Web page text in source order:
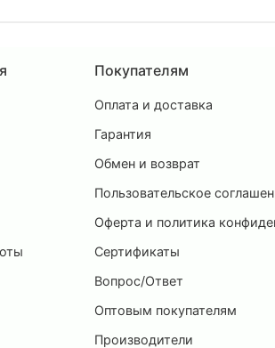
Покупателям
Оплата и доставка
Гарантия
Обмен и возврат
Пользовательское
Оферта и политика
Сертификаты
Вопрос/Ответ
Оптовым покупателям
Производители